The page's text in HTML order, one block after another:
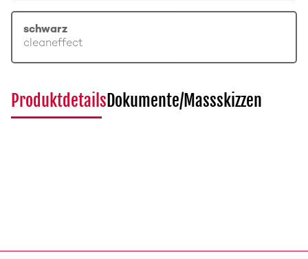
schwarz
cleaneffect
ProduktdetailsDokumente/Massskizzen